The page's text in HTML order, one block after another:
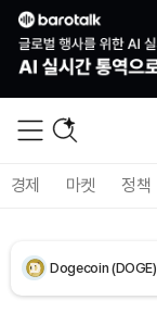
경제 마켓 정책
XRP (XRP)
Dogecoin (DOGE)